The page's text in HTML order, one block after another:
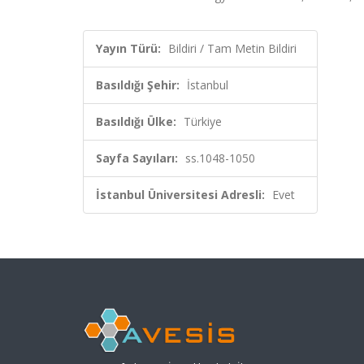
Yayın Türü: Bildiri / Tam Metin Bildiri
Basıldığı Şehir: İstanbul
Basıldığı Ülke: Türkiye
Sayfa Sayıları: ss.1048-1050
İstanbul Üniversitesi Adresli: Evet